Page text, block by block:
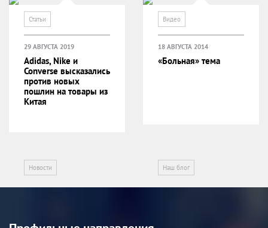
Статьи Видео
Новости
29 АВГУСТА 2019
Adidas, Nike и
Converse высказались
против новых
пошлин на товары из
Китая
Наш блог
18 АВГУСТА 2014
«Больная» тема